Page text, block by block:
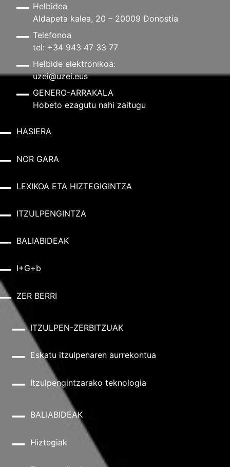
Helbidea
Aldapeta kalea, 20 – 20009 Donostia
Telefonoa
tel: +34 943 47 33 77
Helbide elektronikoa:
uzei@uzei.eus
GENERO-ARRAKALA
Hobeto ezagutu nahi zaitugu
HASIERA
NOR GARA
LEXIKOA ETA HIZTEGIGINTZA
ITZULPENGINTZA
BALIABIDEAK
I+G+b
ZER BERRI
ITZULPEN-ZERBITZUAK
Eskatu itzulpenaren aurrekontua
Itzulpengintzarako teknologia
BALIABIDEAK
Hiztegiak